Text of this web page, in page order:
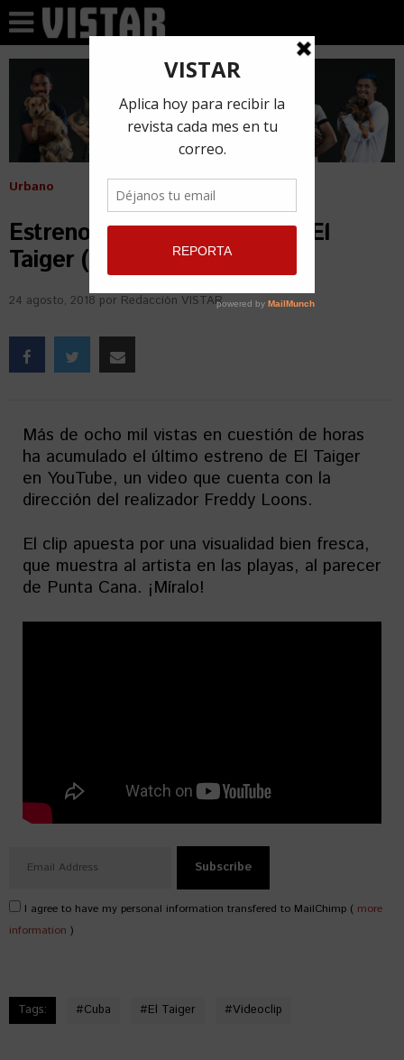
Urbano
Estreno: Matar las ganas de El
Taiger (+ Video)
24 agosto, 2018 por Redacción VISTAR
Más de ocho mil vistas en cuestión de horas
ha acumulado el último estreno de El Taiger
en YouTube, un video que cuenta con la
dirección del realizador Freddy Loons.
El clip apuesta por una visualidad bien fresca,
que muestra al artista en las playas, al parecer
de Punta Cana. ¡Míralo!
I agree to have my personal information transfered to MailChimp ( more
information )
Tags: #Cuba #El Taiger #Videoclip